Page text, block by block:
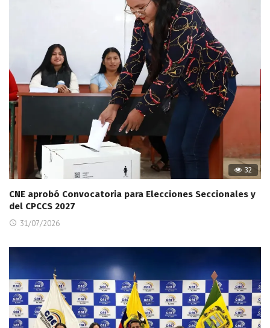
32
CNE aprobó Convocatoria para Elecciones Seccionales y
del CPCCS 2027
31/07/2026